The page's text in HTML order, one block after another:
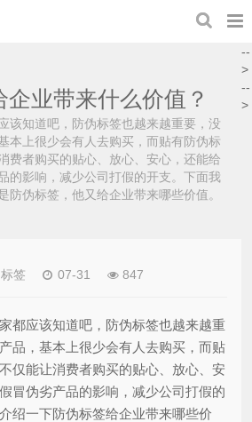
企业带来什么价值？
该知道吧，防伪标签也越来越重要，没
本上很少会有人去购买，而贴有防伪标
费者购买的贴心、放心、安心，还能给
的影响，减少公司打假的开支。下面我
防伪标签，他又给企业带来哪些价值。
签 07-31 847
都应该知道吧，防伪标签也越来越重
品，基本上很少会有人去购买，而贴
仅能让消费者购买的贴心、放心、安
冒伪劣产品的影响，减少公司打假的
绍一下防伪标签给企业带来哪些价
--
>
--
>